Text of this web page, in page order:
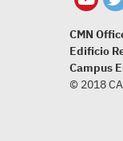
CMN
Edificio
Campus
© 2018